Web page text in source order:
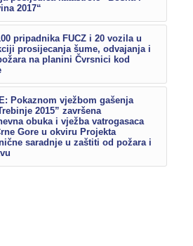
2017“
pripadnika FUCZ i 20 vozila u
prosijecanja šume, odvajanja i
na planini Čvrsnici kod
Pokaznom vježbom gašenja
2015” završena
obuka i vježba vatrogasaca
Gore u okviru Projekta
saradnje u zaštiti od požara i